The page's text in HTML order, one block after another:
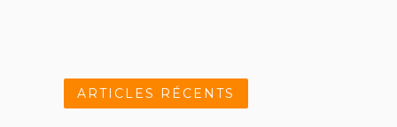
ARTICLES RÉCENTS